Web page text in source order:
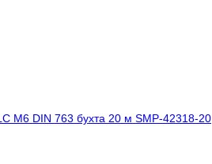
М6 DIN 763 бухта 20 м SMP-42318-20